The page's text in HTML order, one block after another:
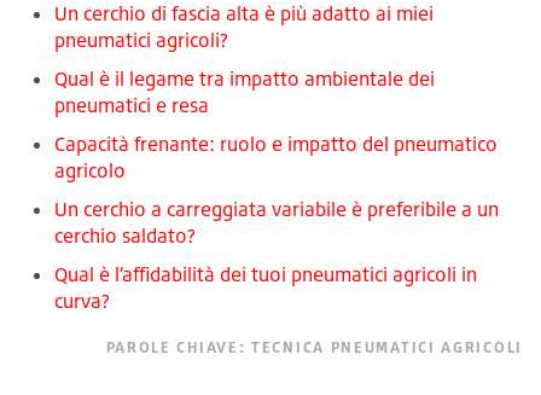
Un cerchio di fascia alta è più adatto ai miei
pneumatici agricoli?
Qual è il legame tra impatto ambientale dei
pneumatici e resa
Capacità frenante: ruolo e impatto del pneumatico
agricolo
Un cerchio a carreggiata variabile è preferibile a un
cerchio saldato?
Qual è l’affidabilità dei tuoi pneumatici agricoli in
curva?
PAROLE CHIAVE:TECNICA PNEUMATICI AGRICOLI